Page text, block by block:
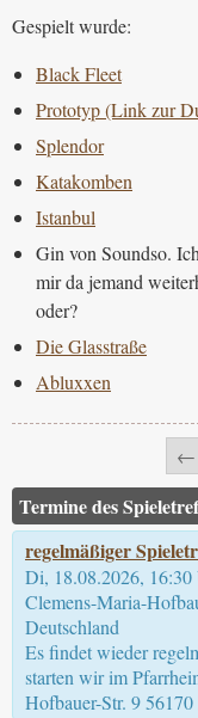
Gespielt wurde:
Black Fleet
Prototyp (Link zur
Splendor
Katakomben
Istanbul
Gin von Soundso.
mir da jemand
oder?
Die Glasstraße
Abluxxen
←
Termine des
regelmäßiger
Di, 18.08.2026,
Clemens-Maria-
Deutschland
Es findet wieder
starten wir im
Hofbauer-Str. 9